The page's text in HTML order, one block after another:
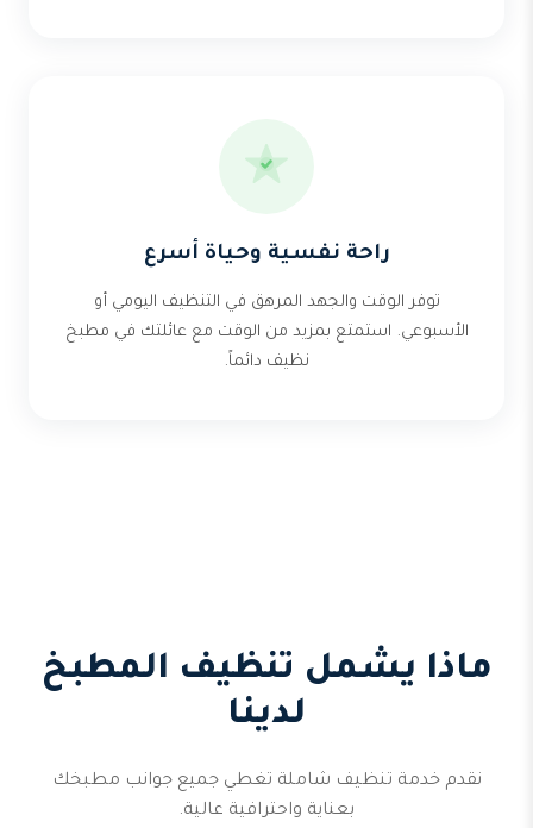
راحة نفسية وحياة أسرع
توفر الوقت والجهد المرهق في التنظيف اليومي أو
الأسبوعي. استمتع بمزيد من الوقت مع عائلتك في مطبخ
نظيف دائماً.
ماذا يشمل تنظيف المطبخ
لدينا
نقدم خدمة تنظيف شاملة تغطي جميع جوانب مطبخك
بعناية واحترافية عالية.